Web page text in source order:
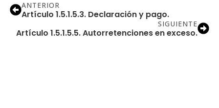
ANTERIOR
Artículo 1.5.1.5.3. Declaración y pago.
SIGUIENTE
Artículo 1.5.1.5.5. Autorretenciones en exceso.